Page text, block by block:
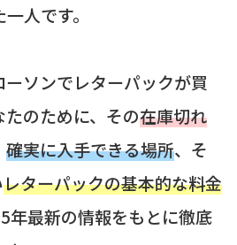
人です。
ソンでレターパックが買
のために、その在庫切れ
確実に入手できる場所、そ
レターパックの基本的な料金
年最新の情報をもとに徹底